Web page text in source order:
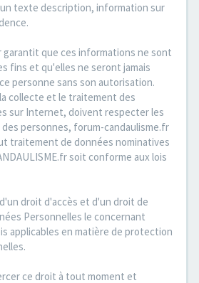
texte description, information sur
garantit que ces informations ne sont
fins et qu'elles ne seront jamais
personne sans son autorisation.
collecte et le traitement des
sur Internet, doivent respecter les
personnes, forum-candaulisme.fr
traitement de données nominatives
soit conforme aux lois
droit d'accès et d'un droit de
Personnelles le concernant
applicables en matière de protection
ce droit à tout moment et